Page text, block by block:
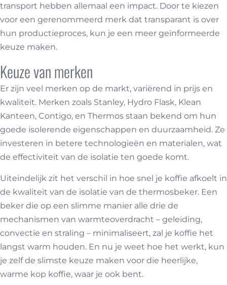
transport hebben allemaal een impact. Door te kiezen
voor een gerenommeerd merk dat transparant is over
hun productieproces, kun je een meer geïnformeerde
keuze maken.
Keuze van merken
Er zijn veel merken op de markt, variërend in prijs en
kwaliteit. Merken zoals Stanley, Hydro Flask, Klean
Kanteen, Contigo, en Thermos staan bekend om hun
goede isolerende eigenschappen en duurzaamheid. Ze
investeren in betere technologieën en materialen, wat
de effectiviteit van de isolatie ten goede komt.
Uiteindelijk zit het verschil in hoe snel je koffie afkoelt in
de kwaliteit van de isolatie van de thermosbeker. Een
beker die op een slimme manier alle drie de
mechanismen van warmteoverdracht – geleiding,
convectie en straling – minimaliseert, zal je koffie het
langst warm houden. En nu je weet hoe het werkt, kun
je zelf de slimste keuze maken voor die heerlijke,
warme kop koffie, waar je ook bent.